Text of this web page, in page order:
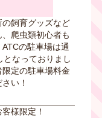
飼育グッズなど
爬虫類初心者も
の駐車場は通
なっておりまし
定の駐車場料金
い！
様限定！